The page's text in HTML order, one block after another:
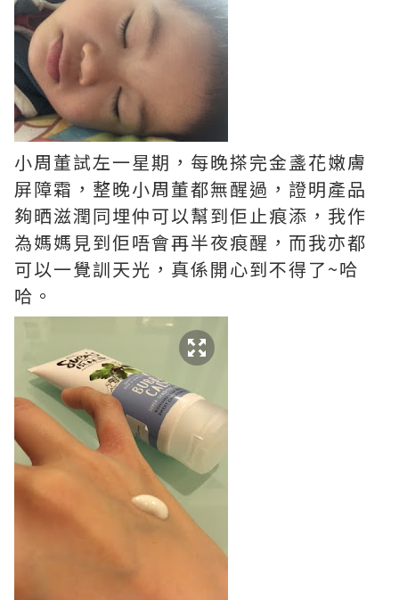
小周董試左一星期，每晚搽完金盞花嫩膚
屏障霜，整晚小周董都無醒過，證明產品
夠晒滋潤同埋仲可以幫到佢止痕添，我作
為媽媽見到佢唔會再半夜痕醒，而我亦都
可以一覺訓天光，真係開心到不得了~哈
哈。